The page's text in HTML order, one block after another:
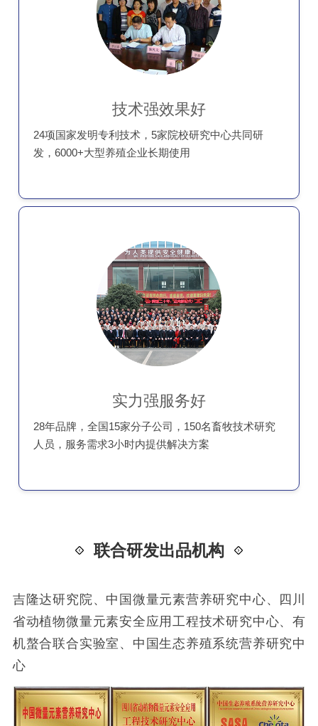
技术强效果好
24项国家发明专利技术，5家院校研究中心共同研
发，6000+大型养殖企业长期使用
实力强服务好
28年品牌，全国15家分子公司，150名畜牧技术研究
人员，服务需求3小时内提供解决方案
联合研发出品机构
吉隆达研究院、中国微量元素营养研究中心、四川
省动植物微量元素安全应用工程技术研究中心、有
机螯合联合实验室、中国生态养殖系统营养研究中
心